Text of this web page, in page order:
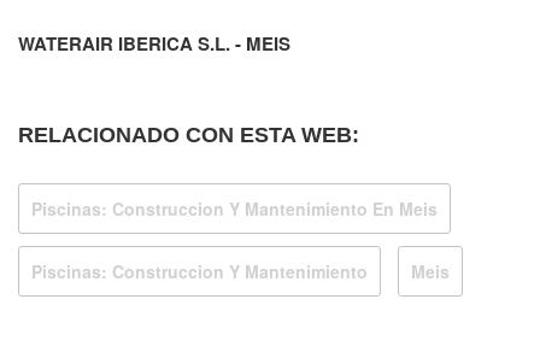
WATERAIR IBERICA S.L. - MEIS
RELACIONADO CON ESTA WEB:
Piscinas: Construccion Y Mantenimiento En Meis
Piscinas: Construccion Y Mantenimiento Meis